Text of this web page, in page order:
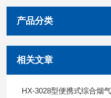
产品分类
相关文章
HX-3028型便携式综合烟